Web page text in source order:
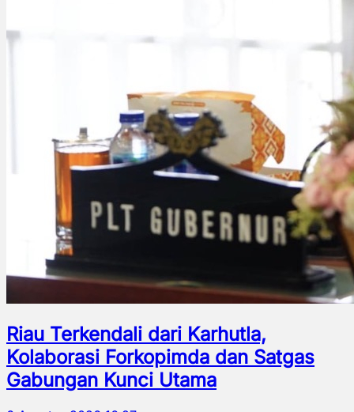
Riau Terkendali dari Karhutla,
Kolaborasi Forkopimda dan Satgas
Gabungan Kunci Utama